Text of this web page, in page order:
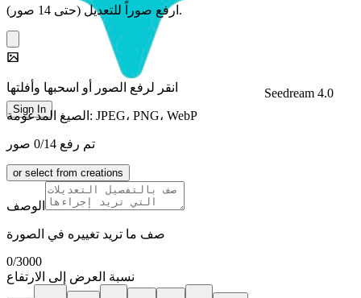
Seedream 4.0
Sign In
ارفع صوراً للتعديل (حتى 14 صور).
انقر لرفع الصور أو اسحبها وأفلتها
الصيغ المدعومة: JPEG، PNG، WebP
تم رفع 0/14 صور
or select from creations
الوصف
صف ما تريد تغييره في الصورة
0/3000
نسبة العرض إلى الارتفاع